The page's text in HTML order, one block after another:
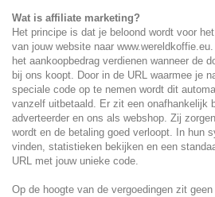
Wat is affiliate marketing?
Het principe is dat je beloond wordt voor
van jouw website naar
het aankoopbedrag verdienen wanneer de
bij ons koopt. Door in de URL waarmee je
speciale code op te nemen wordt dit
vanzelf uitbetaald. Er zit een onafhankelijk
adverteerder en ons als webshop. Zij
wordt en de betaling goed verloopt. In hun
vinden, statistieken bekijken en een
URL met jouw unieke code.
Op de hoogte van de vergoedingen zit